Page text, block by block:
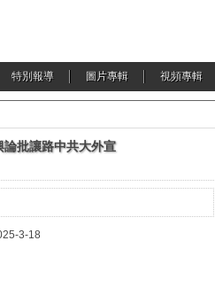
特別報導 圖片專輯 視頻專輯
論批讓路中共大外宣
18